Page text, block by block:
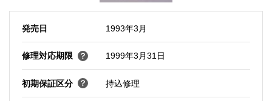
発売日 1993年3月
修理対応期限 1999年3月31日
初期保証区分 持込修理